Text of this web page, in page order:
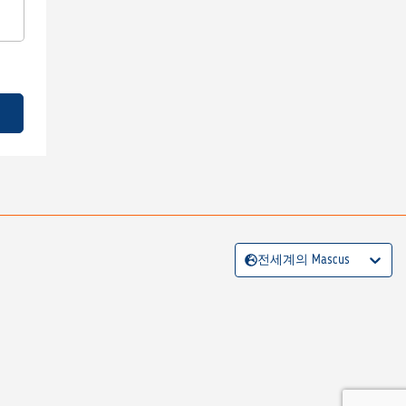
전세계의 Mascus